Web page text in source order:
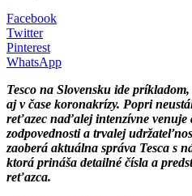
Facebook
Twitter
Pinterest
WhatsApp
Tesco na Slovensku ide
aj v čase koronakrízy. Popri
reťazec naďalej intenzívne venuje
zodpovednosti a trvalej
zaoberá aktuálna správa Tesca s
ktorá prináša detailné čísla a
reťazca.